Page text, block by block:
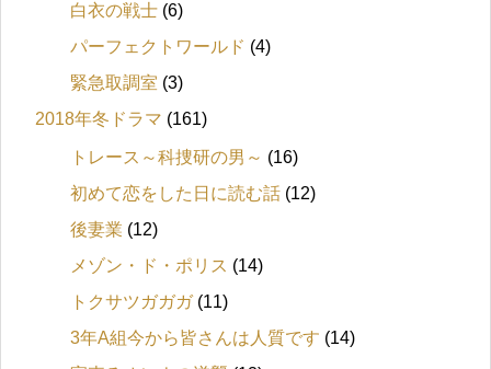
白衣の戦士 (6)
パーフェクトワールド (4)
緊急取調室 (3)
2018年冬ドラマ (161)
トレース～科捜研の男～ (16)
初めて恋をした日に読む話 (12)
後妻業 (12)
メゾン・ド・ポリス (14)
トクサツガガガ(11)
3年A組今から皆さんは人質です (14)